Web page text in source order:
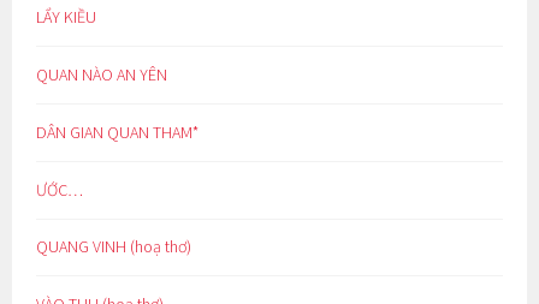
LẨY KIỀU
QUAN NÀO AN YÊN
DÂN GIAN QUAN THAM*
ƯỚC…
QUANG VINH (hoạ thơ)